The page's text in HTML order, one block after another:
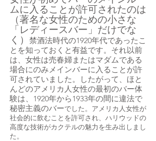
ムに入ることが許可されたのは
（著名な女性のための小さな
「レディースバー」だけでな
く）
禁酒法時代の1920年代であったこ
とを知っておくと有益です。それ以前
は、女性は売春婦またはマダムである
場合にのみメインバーに入ることが許
可されていました。したがって、ほと
んどのアメリカ人女性の最初のバー体
験は、1920年から1933年の間に違法で
秘密主義のバーでした。アメリカ人女性が
社会的に飲むことを許可され、ハリウッドの
高度な技術がカクテルの魅力を生み出しまし
た。